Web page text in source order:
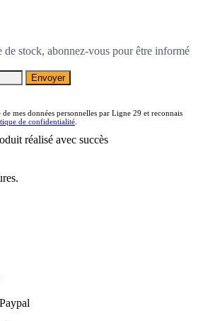
de stock, abonnez-vous pour être informé
Envoyer
de mes données personnelles par Ligne 29 et reconnais
de confidentialité.
réalisé avec succès